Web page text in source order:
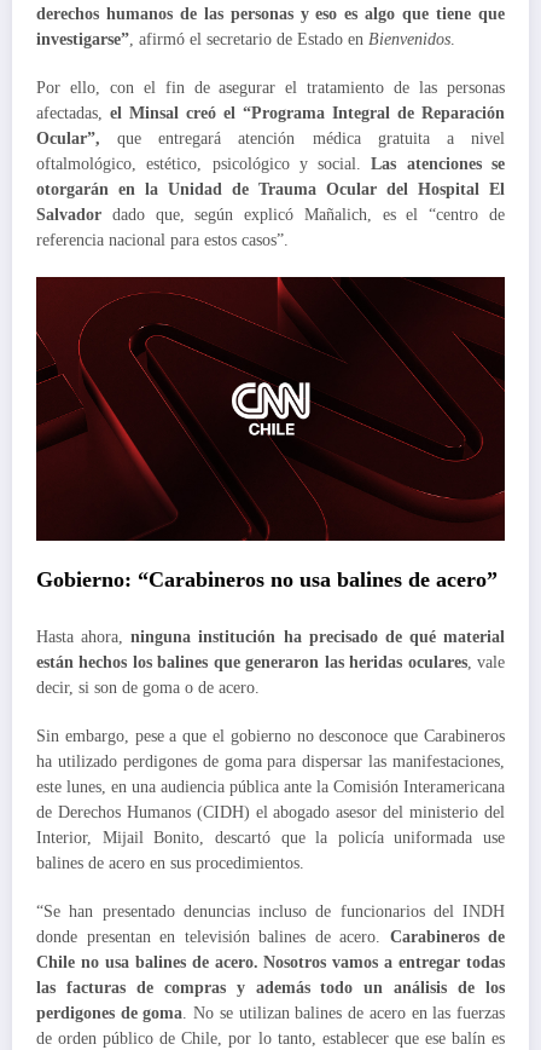
derechos humanos de las personas y eso es algo que tiene que
investigarse”, afirmó el secretario de Estado en Bienvenidos.
Por ello, con el fin de asegurar el tratamiento de las personas
afectadas, el Minsal creó el “Programa Integral de Reparación
Ocular”,que entregará atención médica gratuita a nivel
oftalmológico, estético, psicológico y social.Las atenciones se
otorgarán en la Unidad de Trauma Ocular del Hospital El
Salvador dado que, según explicó Mañalich, es el “centro de
referencia nacional para estos casos”.
Gobierno: “Carabineros no usa balines de acero”
Hasta ahora,ninguna institución ha precisado de qué material
están hechos los balines que generaron las heridas oculares, vale
decir, si son de goma o de acero.
Sin embargo, pese a que el gobierno no desconoce que Carabineros
ha utilizado perdigones de goma para dispersar las manifestaciones,
este lunes, en una audiencia pública ante la Comisión Interamericana
de Derechos Humanos (CIDH) el abogado asesor del ministerio del
Interior, Mijail Bonito, descartó que la policía uniformada use
balines de acero en sus procedimientos.
“Se han presentado denuncias incluso de funcionarios del INDH
donde presentan en televisión balines de acero. Carabineros de
Chile no usa balines de acero. Nosotros vamos a entregar todas
las facturas de compras y además todo un análisis de los
perdigones de goma . No se utilizan balines de acero en las fuerzas
de orden público de Chile, por lo tanto, establecer que ese balín es